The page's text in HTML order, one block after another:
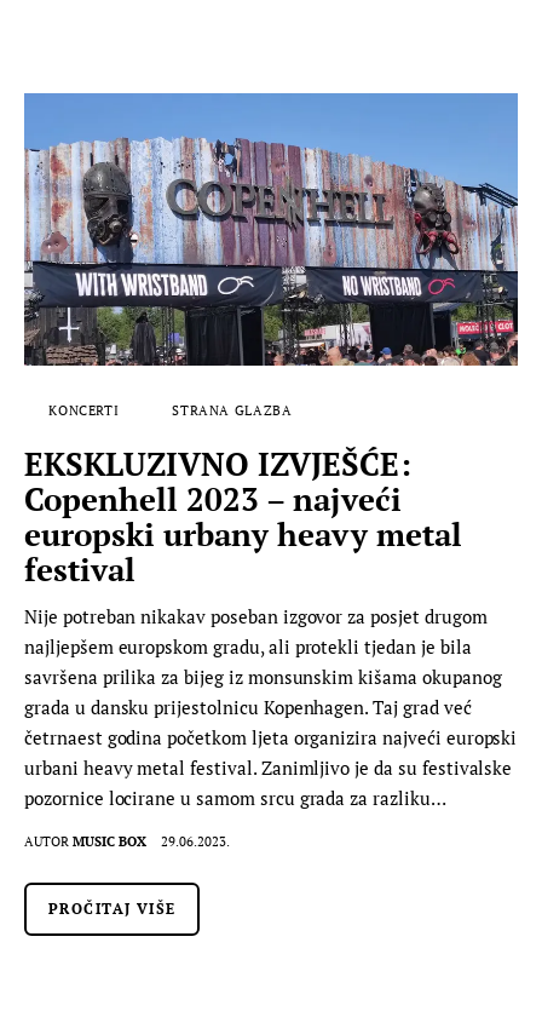
KONCERTI STRANA GLAZBA
EKSKLUZIVNO IZVJEŠĆE:
Copenhell 2023 – najveći
europski urbany heavy metal
festival
Nije potreban nikakav poseban izgovor za posjet drugom
najljepšem europskom gradu, ali protekli tjedan je bila
savršena prilika za bijeg iz monsunskim kišama okupanog
grada u dansku prijestolnicu Kopenhagen. Taj grad već
četrnaest godina početkom ljeta organizira najveći europski
urbani heavy metal festival. Zanimljivo je da su festivalske
pozornice locirane u samom srcu grada za razliku…
AUTOR MUSIC BOX 29.06.2023.
PROČITAJ VIŠE